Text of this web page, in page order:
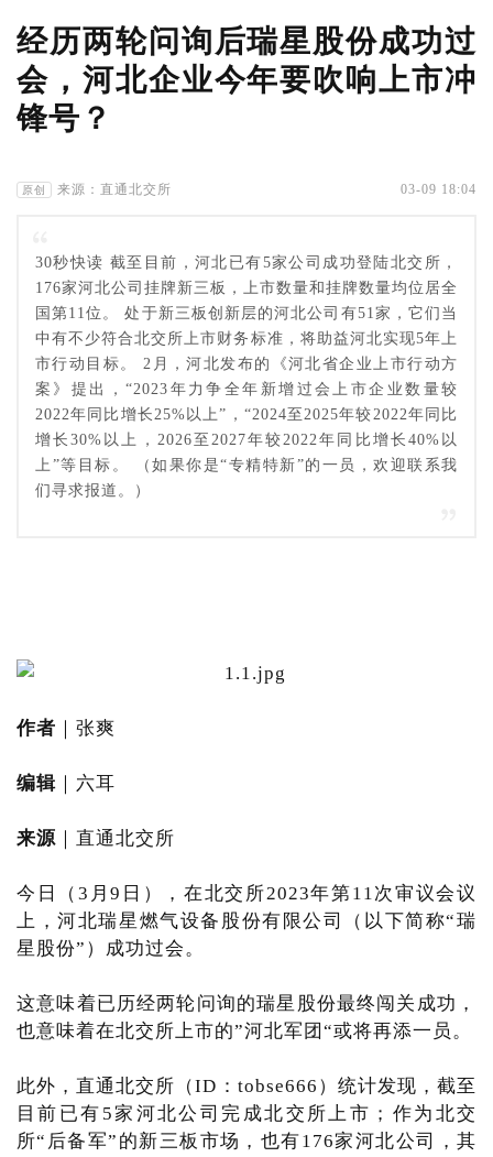
经历两轮问询后瑞星股份成功过
会，河北企业今年要吹响上市冲
锋号？
原创 来源：直通北交所 03-09 18:04
30秒快读 截至目前，河北已有5家公司成功登陆北交所，
176家河北公司挂牌新三板，上市数量和挂牌数量均位居全
国第11位。 处于新三板创新层的河北公司有51家，它们当
中有不少符合北交所上市财务标准，将助益河北实现5年上
市行动目标。 2月，河北发布的《河北省企业上市行动方
案》提出，“2023年力争全年新增过会上市企业数量较
2022年同比增长25%以上”，“2024至2025年较2022年同比
增长30%以上，2026至2027年较2022年同比增长40%以
上”等目标。 （如果你是“专精特新”的一员，欢迎联系我
们寻求报道。）
作者 ｜张爽
编辑 ｜六耳
来源 ｜直通北交所
今日（3月9日），在北交所2023年第11次审议会议
上，河北瑞星燃气设备股份有限公司（以下简称“瑞
星股份”）成功过会。
这意味着已历经两轮问询的瑞星股份最终闯关成功，
也意味着在北交所上市的”河北军团“或将再添一员。
此外，直通北交所（ID：tobse666）统计发现，截至
目前已有5家河北公司完成北交所上市；作为北交
所“后备军”的新三板市场，也有176家河北公司，其